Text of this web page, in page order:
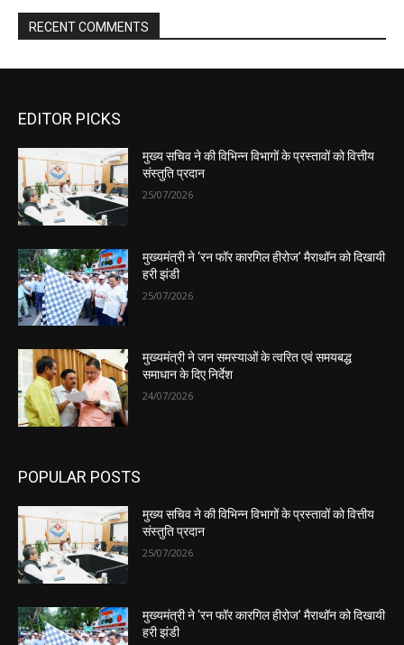
EDITOR PICKS
मुख्य सचिव ने की विभिन्न विभागों के प्रस्तावों को वित्तीय
संस्तुति प्रदान
25/07/2026
मुख्यमंत्री ने ‘रन फॉर कारगिल हीरोज’ मैराथॉन को दिखायी
हरी झंडी
25/07/2026
मुख्यमंत्री ने जन समस्याओं के त्वरित एवं समयबद्ध
समाधान के दिए निर्देश
24/07/2026
POPULAR POSTS
मुख्य सचिव ने की विभिन्न विभागों के प्रस्तावों को वित्तीय
संस्तुति प्रदान
25/07/2026
मुख्यमंत्री ने ‘रन फॉर कारगिल हीरोज’ मैराथॉन को दिखायी
हरी झंडी